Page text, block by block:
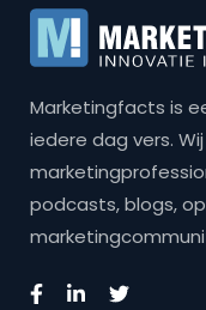
Marketingfacts is
iedere dag vers.
podcasts, blogs,